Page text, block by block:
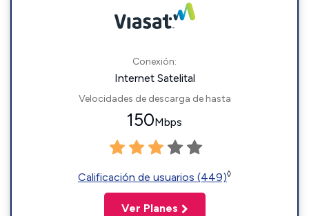
Conexión:
Internet Satelital
Velocidades de descarga de hasta
150Mbps
Calificación de usuarios (449)◊
Ver Planes